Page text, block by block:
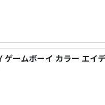
ゲームボーイ カラー エ